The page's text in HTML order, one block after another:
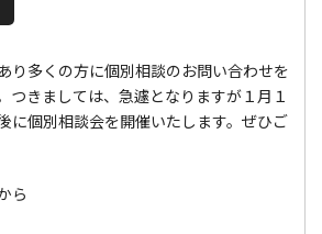
り多くの方に個別相談のお問い合わせを
つきましては、急遽となりますが１月１
に個別相談会を開催いたします。ぜひご
ら